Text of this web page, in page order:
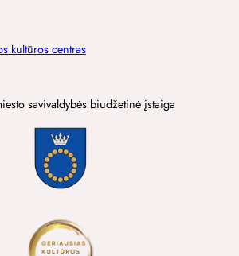
kultūros centras
savivaldybės biudžetinė įstaiga